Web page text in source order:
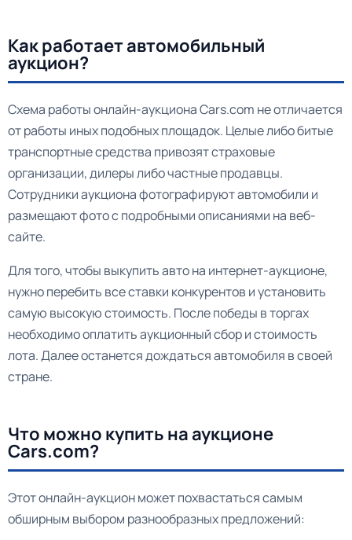
Как работает автомобильный
аукцион?
Схема работы онлайн-аукциона Cars.com не отличается
от работы иных подобных площадок. Целые либо битые
транспортные средства привозят страховые
организации, дилеры либо частные продавцы.
Сотрудники аукциона фотографируют автомобили и
размещают фото с подробными описаниями на веб-
сайте.
Для того, чтобы выкупить авто на интернет-аукционе,
нужно перебить все ставки конкурентов и установить
самую высокую стоимость. После победы в торгах
необходимо оплатить аукционный сбор и стоимость
лота. Далее останется дождаться автомобиля в своей
стране.
Что можно купить на аукционе
Cars.com?
Этот онлайн-аукцион может похвастаться самым
обширным выбором разнообразных предложений: